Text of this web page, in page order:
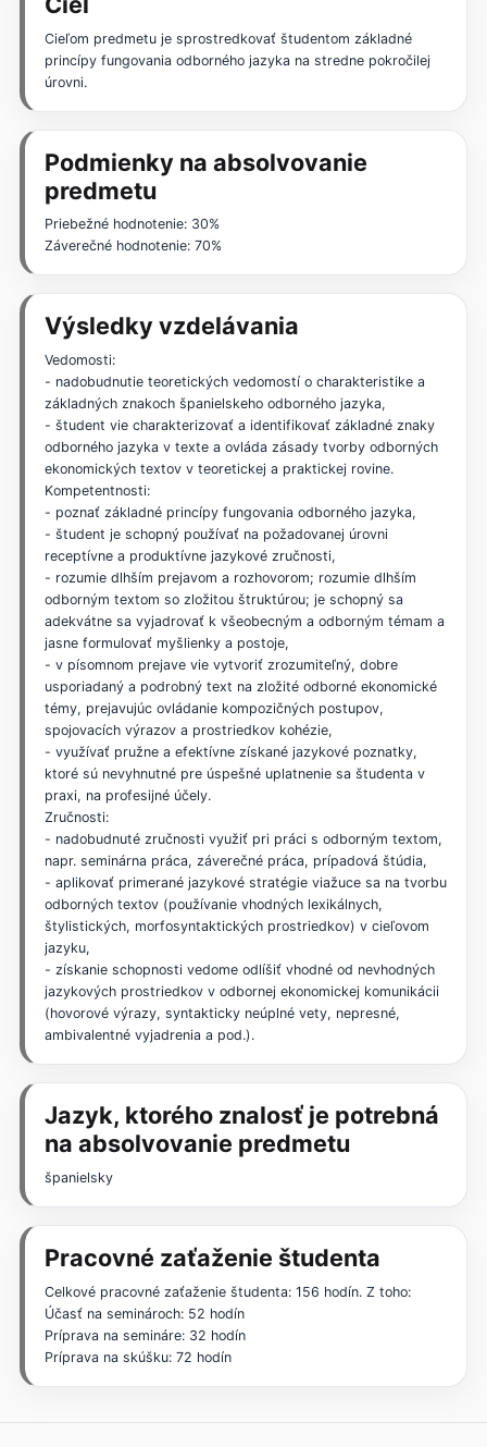
Cieľom predmetu je sprostredkovať študentom základné
princípy fungovania odborného jazyka na stredne pokročilej
úrovni.
Podmienky na absolvovanie
predmetu
Priebežné hodnotenie: 30%
Záverečné hodnotenie: 70%
Výsledky vzdelávania
Vedomosti:
- nadobudnutie teoretických vedomostí o charakteristike a
základných znakoch španielskeho odborného jazyka,
- študent vie charakterizovať a identifikovať základné znaky
odborného jazyka v texte a ovláda zásady tvorby odborných
ekonomických textov v teoretickej a praktickej rovine.
Kompetentnosti:
- poznať základné princípy fungovania odborného jazyka,
- študent je schopný používať na požadovanej úrovni
receptívne a produktívne jazykové zručnosti,
- rozumie dlhším prejavom a rozhovorom; rozumie dlhším
odborným textom so zložitou štruktúrou; je schopný sa
adekvátne sa vyjadrovať k všeobecným a odborným témam a
jasne formulovať myšlienky a postoje,
- v písomnom prejave vie vytvoriť zrozumiteľný, dobre
usporiadaný a podrobný text na zložité odborné ekonomické
témy, prejavujúc ovládanie kompozičných postupov,
spojovacích výrazov a prostriedkov kohézie,
- využívať pružne a efektívne získané jazykové poznatky,
ktoré sú nevyhnutné pre úspešné uplatnenie sa študenta v
praxi, na profesijné účely.
Zručnosti:
- nadobudnuté zručnosti využiť pri práci s odborným textom,
napr. seminárna práca, záverečné práca, prípadová štúdia,
- aplikovať primerané jazykové stratégie viažuce sa na tvorbu
odborných textov (používanie vhodných lexikálnych,
štylistických, morfosyntaktických prostriedkov) v cieľovom
jazyku,
- získanie schopnosti vedome odlíšiť vhodné od nevhodných
jazykových prostriedkov v odbornej ekonomickej komunikácii
(hovorové výrazy, syntakticky neúplné vety, nepresné,
ambivalentné vyjadrenia a pod.).
Jazyk, ktorého znalosť je potrebná
na absolvovanie predmetu
španielsky
Pracovné zaťaženie študenta
Celkové pracovné zaťaženie študenta: 156 hodín. Z toho:
Účasť na seminároch: 52 hodín
Príprava na semináre: 32 hodín
Príprava na skúšku: 72 hodín